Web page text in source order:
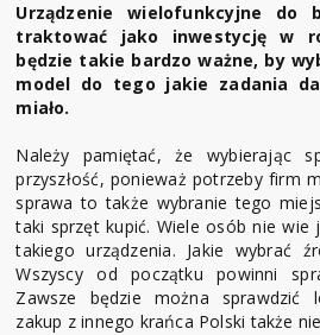
Urządzenie wielofunkcyjne do
traktować jako inwestycję w
będzie takie bardzo ważne, by
model do tego jakie zadania
miało.
Należy pamiętać, że wybierając
przyszłość, ponieważ potrzeby firm
sprawa to także wybranie tego
taki sprzęt kupić. Wiele osób nie wie
takiego urządzenia. Jakie wybrać
Wszyscy od początku powinni
Zawsze będzie można sprawdzić
zakup z innego krańca Polski także